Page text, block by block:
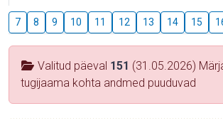
7 8 9 10 11 12 13 14 15
Valitud päeval 151 (31.05.2026)
tugijaama kohta andmed puuduvad